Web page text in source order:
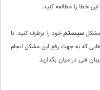
این خطا را مطالعه کنید.
مشکلسیستمخود را برطرف کنید, با
که به جهت رفع این مشکل انجام
فنی در میان بگذارید.